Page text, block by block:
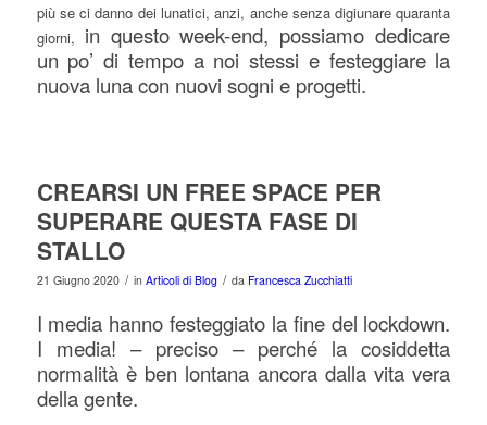
più se ci danno dei lunatici, anzi, anche senza digiunare quaranta
giorni, in questo week-end, possiamo dedicare
un po’ di tempo a noi stessi e festeggiare la
nuova luna con nuovi sogni e progetti.
CREARSI UN FREE SPACE PER
SUPERARE QUESTA FASE DI
STALLO
21 Giugno 2020 / in Articoli di Blog / da Francesca Zucchiatti
I media hanno festeggiato la fine del lockdown.
I media! – preciso – perché la cosiddetta
normalità è ben lontana ancora dalla vita vera
della gente.